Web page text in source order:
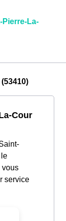
Pierre-La-
Cour
le
vous
service